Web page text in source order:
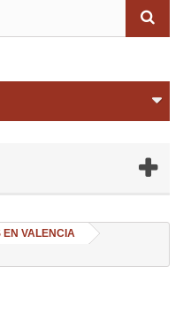
EN VALENCIA